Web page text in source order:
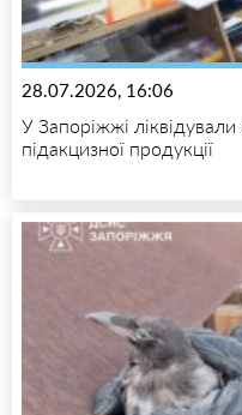
28.07.2026, 16:06
У Запоріжжі
підакцизної продукції